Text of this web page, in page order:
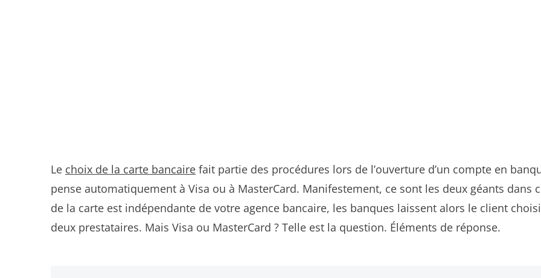
Le choix de la carte bancaire fait partie des procédures lors de l’ouverture d’un compte en
pense automatiquement à Visa ou à MasterCard. Manifestement, ce sont les deux géants
de la carte est indépendante de votre agence bancaire, les banques laissent alors le client
deux prestataires. Mais Visa ou MasterCard ? Telle est la question. Éléments de réponse.